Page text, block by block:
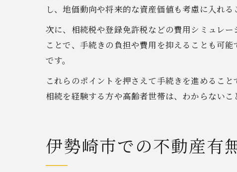
し、地価動向や将来的な資産価値も考慮に入れる
次に、相続税や登録免許税などの費用シミュレ
ことで、手続きの負担や費用を抑えることも可
です。
これらのポイントを押さえて手続きを進めるこ
相続を経験する方や高齢者世帯は、わからない
伊勢崎市での不動産有